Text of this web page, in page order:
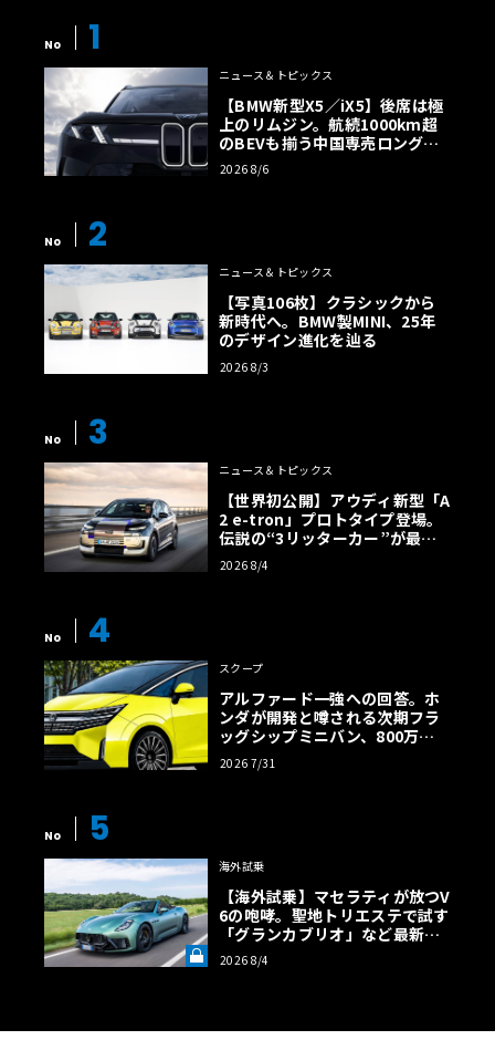
No 1
ニュース＆トピックス
【BMW新型X5／iX5】後席は極
上のリムジン。航続1000km超
のBEVも揃う中国専売ロング仕
様の全貌
2026 8/6
No 2
ニュース＆トピックス
【写真106枚】クラシックから
新時代へ。BMW製MINI、25年
のデザイン進化を辿る
2026 8/3
No 3
ニュース＆トピックス
【世界初公開】アウディ新型「A
2 e-tron」プロトタイプ登場。
伝説の“3リッターカー”が最高
効率エントリーBEVとして復活
【画像38枚】
2026 8/4
No 4
スクープ
アルファード一強への回答。ホ
ンダが開発と噂される次期フラ
ッグシップミニバン、800万円
超の勝算【予想CG】
2026 7/31
No 5
海外試乗
【海外試乗】マセラティが放つV
6の咆哮。聖地トリエステで試す
「グランカブリオ」など最新ト
ロフェオ3台の官能評価《LE VO
LANT LAB》
2026 8/4